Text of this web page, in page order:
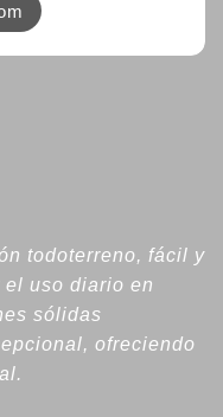
todoterreno, fácil y
uso diario en
sólidas
ofreciendo